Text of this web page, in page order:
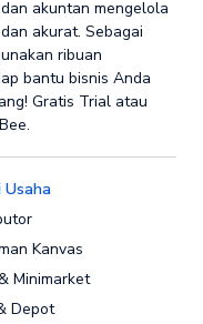
akuntan mengelola
akurat. Sebagai
ribuan
bantu bisnis Anda
Gratis Trial atau
Usaha
Kanvas
Minimarket
Depot